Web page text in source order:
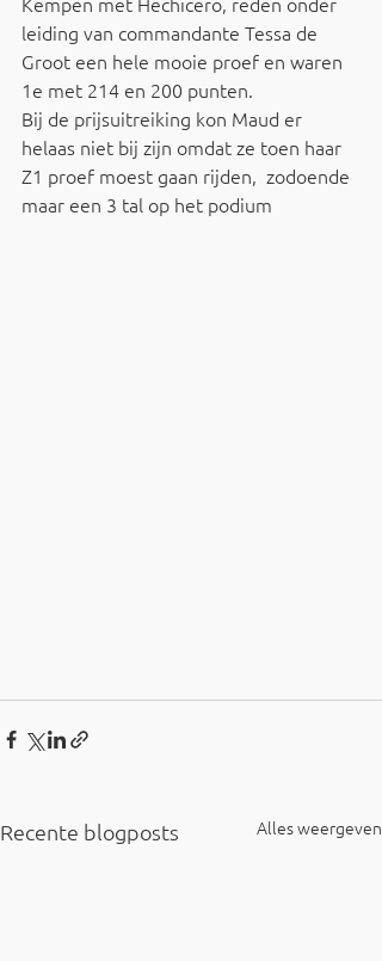
leiding van commandante Tessa de
Groot een hele mooie proef en waren
1e met 214 en 200 punten.
Bij de prijsuitreiking kon Maud er
helaas niet bij zijn omdat ze toen haar
Z1 proef moest gaan rijden,  zodoende
maar een 3 tal op het podium
Recente blogposts Alles weergeven